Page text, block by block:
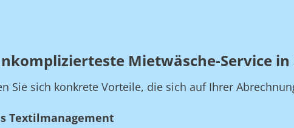
Mietwäsche-Service
Sie sich konkrete Vorteile, die sich auf Ihrer
Textilmanagement